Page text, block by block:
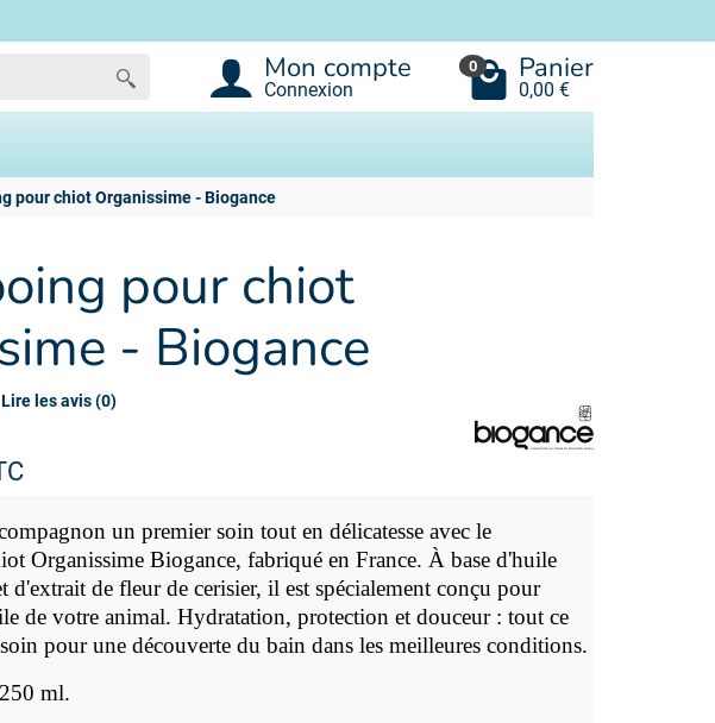
Mon compte
Connexion
0 Panier
0,00 €
pour chiot Organissime - Biogance
pour chiot
- Biogance
Lire les avis (0)
un premier soin tout en délicatesse avec le
Organissime Biogance, fabriqué en France. À base d'huile
d'extrait de fleur de cerisier, il est spécialement conçu pour
de votre animal. Hydratation, protection et douceur : tout ce
pour une découverte du bain dans les meilleures conditions.
ml.